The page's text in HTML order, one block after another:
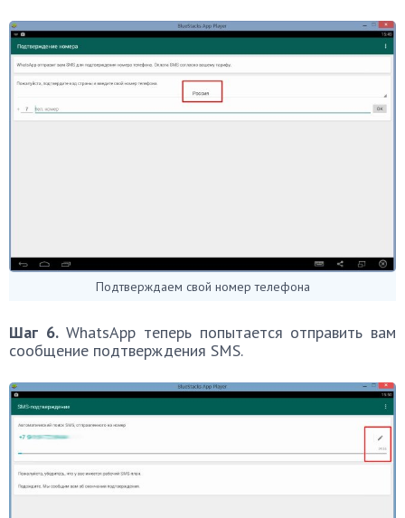
Подтверждаем свой номер телефона
Шаг 6.WhatsApp теперь попытается отправить вам
сообщение подтверждения SMS.